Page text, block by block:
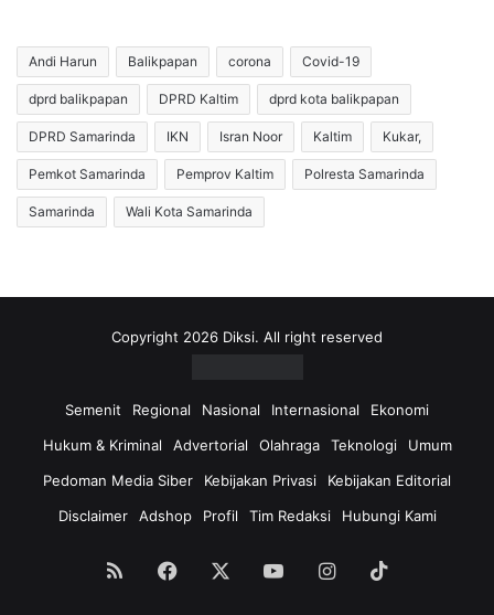
Andi Harun Balikpapan corona Covid-19
dprd balikpapan DPRD Kaltim dprd kota balikpapan
DPRD Samarinda IKN Isran Noor Kaltim Kukar,
Pemkot Samarinda Pemprov Kaltim Polresta Samarinda
Samarinda Wali Kota Samarinda
Copyright 2026 Diksi. All right reserved
Semenit Regional Nasional Internasional
Ekonomi
Hukum & Kriminal
Advertorial Olahraga Teknologi
Umum
Pedoman Media Siber
Kebijakan Privasi
Kebijakan Editorial
Disclaimer
Adshop Profil Tim Redaksi Hubungi Kami
RSS Facebook YouTubeInstagram